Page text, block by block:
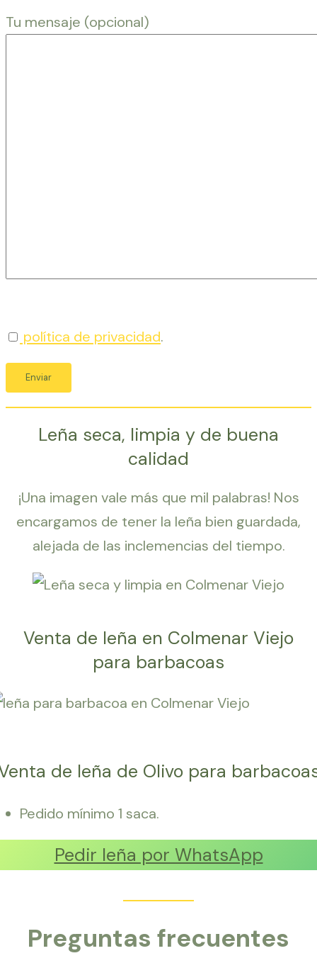
Tu mensaje (opcional)
política de privacidad.
Leña seca, limpia y de buena
calidad
¡Una imagen vale más que mil palabras! Nos
encargamos de tener la leña bien guardada,
alejada de las inclemencias del tiempo.
Venta de leña en Colmenar Viejo
para barbacoas
de leña de Olivo para
Pedido mínimo 1 saca.
Pedir leña por WhatsApp
Preguntas frecuentes